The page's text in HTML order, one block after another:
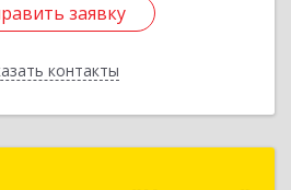
заявку
контакты
заявку
Назад